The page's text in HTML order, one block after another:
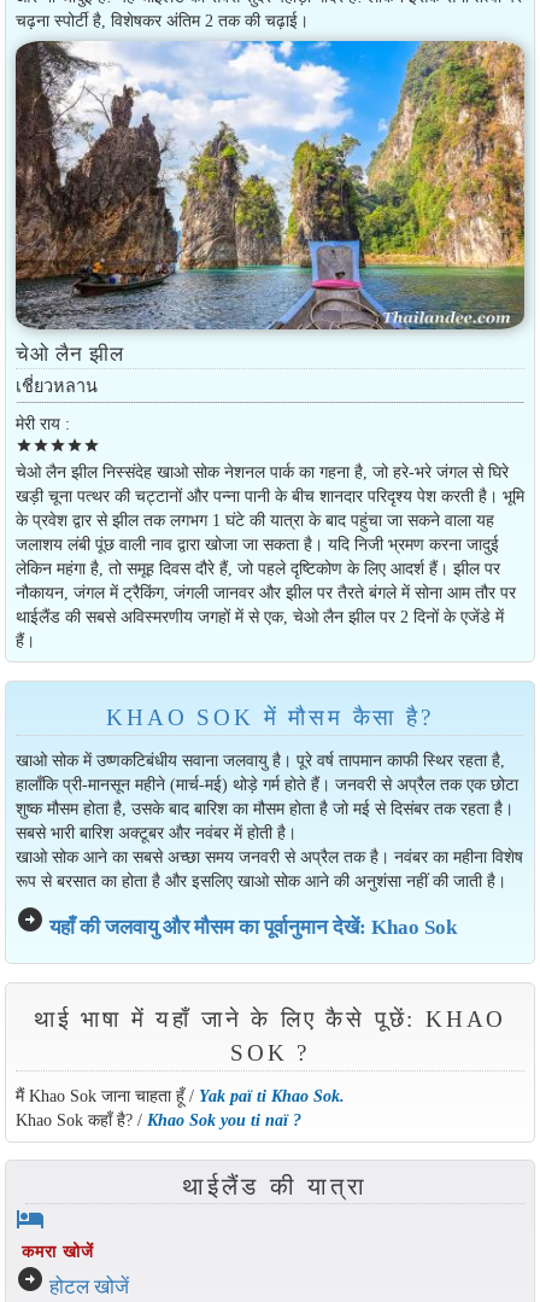
चढ़ना स्पोर्टी है, विशेषकर अंतिम 2 तक की चढ़ाई।
चेओ लैन झील
เชี่ยวหลาน
मेरी राय :
starstarstarstarstar
चेओ लैन झील निस्संदेह खाओ सोक नेशनल पार्क का गहना है, जो हरे-भरे जंगल से घिरे
खड़ी चूना पत्थर की चट्टानों और पन्ना पानी के बीच शानदार परिदृश्य पेश करती है। भूमि
के प्रवेश द्वार से झील तक लगभग 1 घंटे की यात्रा के बाद पहुंचा जा सकने वाला यह
जलाशय लंबी पूंछ वाली नाव द्वारा खोजा जा सकता है। यदि निजी भ्रमण करना जादुई
लेकिन महंगा है, तो समूह दिवस दौरे हैं, जो पहले दृष्टिकोण के लिए आदर्श हैं। झील पर
नौकायन, जंगल में ट्रैकिंग, जंगली जानवर और झील पर तैरते बंगले में सोना आम तौर पर
थाईलैंड की सबसे अविस्मरणीय जगहों में से एक, चेओ लैन झील पर 2 दिनों के एजेंडे में
हैं।
KHAO SOK में मौसम कैसा है?
खाओ सोक में उष्णकटिबंधीय सवाना जलवायु है। पूरे वर्ष तापमान काफी स्थिर रहता है,
हालाँकि प्री-मानसून महीने (मार्च-मई) थोड़े गर्म होते हैं। जनवरी से अप्रैल तक एक छोटा
शुष्क मौसम होता है, उसके बाद बारिश का मौसम होता है जो मई से दिसंबर तक रहता है।
सबसे भारी बारिश अक्टूबर और नवंबर में होती है।
खाओ सोक आने का सबसे अच्छा समय जनवरी से अप्रैल तक है। नवंबर का महीना विशेष
रूप से बरसात का होता है और इसलिए खाओ सोक आने की अनुशंसा नहीं की जाती है।
arrow_circle_right यहाँ की जलवायु और मौसम का पूर्वानुमान देखें: Khao Sok
थाई भाषा में यहाँ जाने के लिए कैसे पूछें: KHAO
SOK ?
मैं Khao Sok जाना चाहता हूँ / Yak paï ti Khao Sok.
Khao Sok कहाँ है? / Khao Sok you ti naï ?
थाईलैंड की यात्रा
hotel
कमरा खोजें
arrow_circle_right होटल खोजें